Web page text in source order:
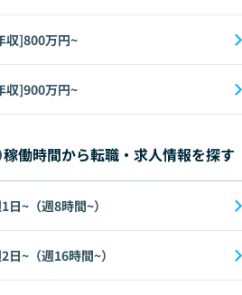
収]800万円~
収]900万円~
稼働時間から転職・求人情報を探す
日~（週8時間~）
日~（週16時間~）